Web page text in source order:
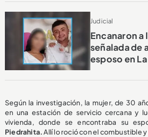
Judicial
Encanaron a
señalada de
esposo en
Según la investigación, la mujer, de 30
en una estación de servicio cercana y
vivienda, donde se encontraba su
Piedrahita.Allí lo roció con el combustible y